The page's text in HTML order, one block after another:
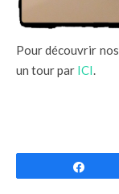
Pour découvrir
un tour par ICI.